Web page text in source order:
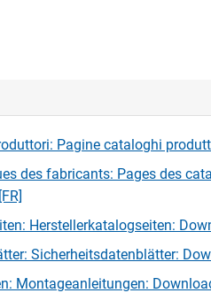
Pagine cataloghi
des fabricants: Pages des
Herstellerkatalogseiten:
Sicherheitsdatenblätter:
Montageanleitungen: